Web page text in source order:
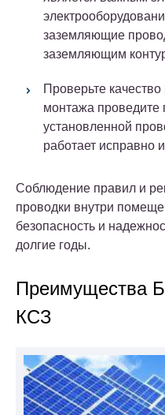
заземляющие
заземляющим
Проверьте
монтажа проведите
установленной
работает исправно
Соблюдение правил и
проводки внутри
безопасность и
долгие годы.
Преимущества
КСЗ